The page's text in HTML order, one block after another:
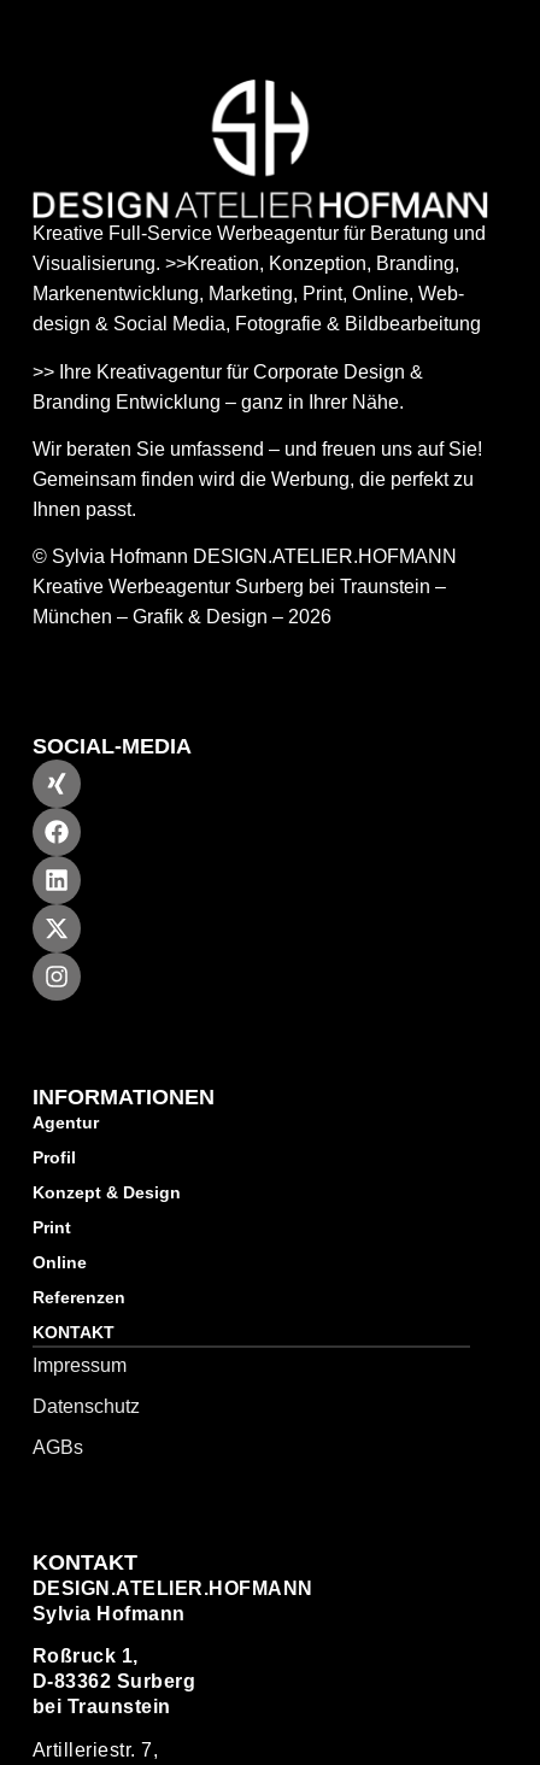
Kreative Full-Service Werbeagentur für Beratung und
Visualisierung. >>Kreation, Konzeption, Branding,
Markenentwicklung, Marketing, Print, Online, Web­
design & Social Media, Fotografie & Bildbear­bei­tung
>> Ihre Kreativagentur für Corporate Design &
Branding Entwicklung – ganz in Ihrer Nähe.
Wir beraten Sie umfassend – und freuen uns auf Sie!
Gemeinsam finden wird die Werbung, die perfekt zu
Ihnen passt.
© Sylvia Hofmann DESIGN.ATELIER.HOFMANN
Kreative Werbeagentur Surberg bei Traunstein –
München – Grafik & Design – 2026
INFORMATIONEN
Agentur
Profil
Konzept & Design
Print
Online
Referenzen
KONTAKT
Impressum
Datenschutz
AGBs
KONTAKT
DESIGN.ATELIER.HOFMANN
Sylvia Hofmann
Roßruck 1,
D-83362 Surberg
bei Traunstein
Artilleriestr. 7,
SOCIAL-MEDIA